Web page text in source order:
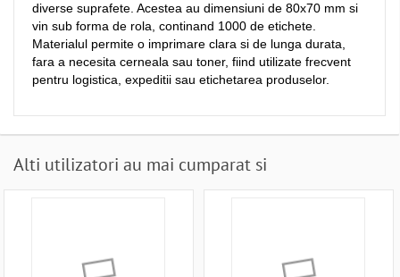
diverse suprafete. Acestea au dimensiuni de 80x70 mm si
vin sub forma de rola, continand 1000 de etichete.
Materialul permite o imprimare clara si de lunga durata,
fara a necesita cerneala sau toner, fiind utilizate frecvent
pentru logistica, expeditii sau etichetarea produselor.
Alti utilizatori au mai cumparat si